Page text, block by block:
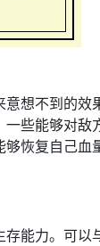
想不到的效
些能够对敌
恢复自己血
能力。可以